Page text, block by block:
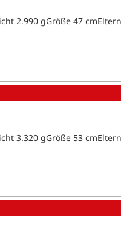
2.990 gGröße 47
3.320 gGröße 53